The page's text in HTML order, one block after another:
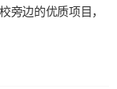
旁边的优质项目，